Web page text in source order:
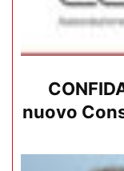
nuovo